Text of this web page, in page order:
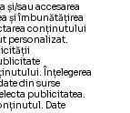
și/sau accesarea
și îmbunătățirea
conținutului
personalizat.
Înțelegerea
din surse
publicitatea.
Date